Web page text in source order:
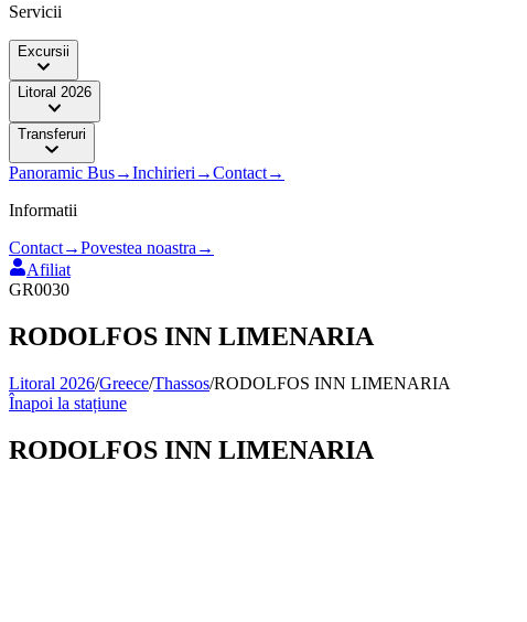
Servicii
Excursii
Litoral 2026
Transferuri
Panoramic Bus→Inchirieri →Contact→
Informatii
Contact→Povestea noastra →
Afiliat
GR0030
RODOLFOS INN LIMENARIA
Litoral 2026/Greece/Thassos/RODOLFOS INN LIMENARIA
Înapoi la stațiune
RODOLFOS INN LIMENARIA